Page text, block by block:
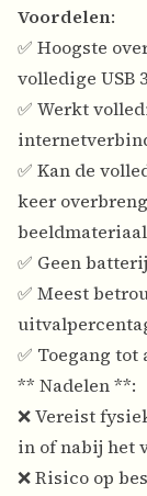
Voordelen:
✅ Hoogste
volledige USB
✅ Werkt
✅ Kan de
keer
✅ Geen
✅ Meest
✅ Toegang
** Nadelen **:
❌ Vereist
in of nabij het
❌ Risico op